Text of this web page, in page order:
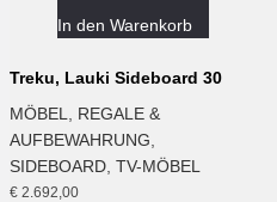
In den Warenkorb
Treku, Lauki Sideboard 30
MÖBEL
REGALE &
AUFBEWAHRUNG
SIDEBOARD TV-MÖBEL
€ 2.692,00